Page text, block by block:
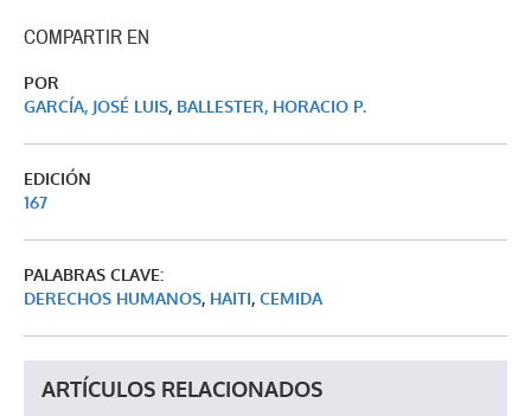
COMPARTIR EN
POR
GARCÍA, JOSÉ LUIS, BALLESTER, HORACIO P.
EDICIÓN
167
PALABRAS CLAVE:
DERECHOS HUMANOS, HAITI, CEMIDA
ARTÍCULOS RELACIONADOS